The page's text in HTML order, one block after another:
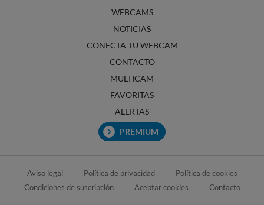
WEBCAMS
NOTICIAS
CONECTA TU WEBCAM
CONTACTO
MULTICAM
FAVORITAS
ALERTAS
PREMIUM
Aviso legal Política de privacidad
Política de cookies
Condiciones de suscripción
Aceptar cookies Contacto